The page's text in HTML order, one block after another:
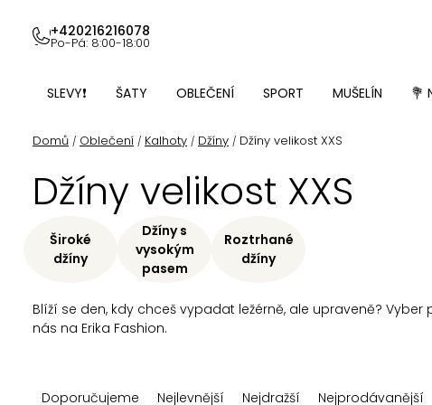
obsah
+420216216078
Po-Pá: 8:00-18:00
SLEVY❗ ŠATY OBLEČENÍ SPORT MUŠELÍN 💐
Domů / Oblečení / Kalhoty / Džíny / Džíny velikost XXS
Džíny velikost XXS
Blíží se den, kdy chceš vypadat ležérně, ale upraveně?
nás na Erika Fashion.
Široké
džíny
Džíny s
vysokým
pasem
Roztrhané
džíny
Ř
Doporučujeme Nejlevnější Nejdražší Nejprodávanější